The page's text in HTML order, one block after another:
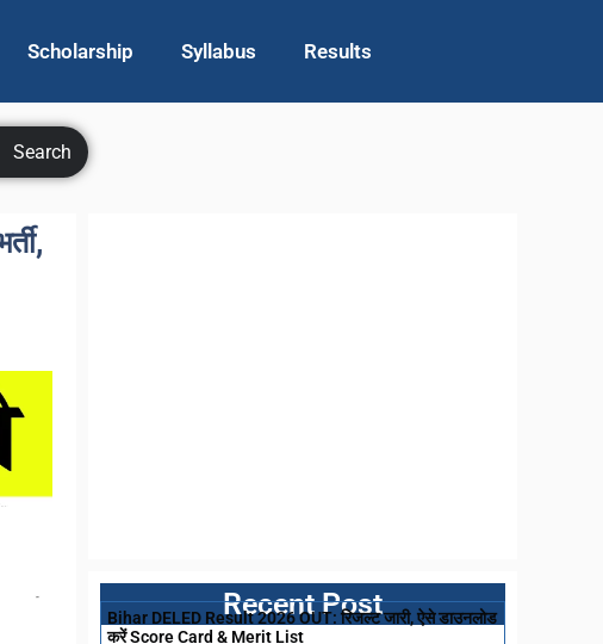
Scholarship Syllabus Results
Search
Recent Post
Bihar DELED Result 2026 OUT: रिजल्ट जारी, ऐसे डाउनलोड
करें Score Card & Merit List